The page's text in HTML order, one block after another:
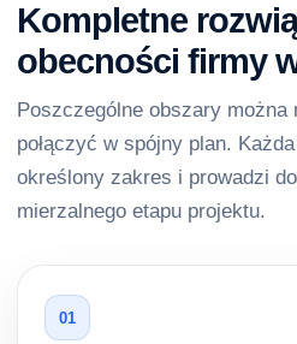
Kompletne
obecności firmy
Poszczególne obszary można
połączyć w spójny plan.
określony zakres i prowadzi
mierzalnego etapu projektu.
01